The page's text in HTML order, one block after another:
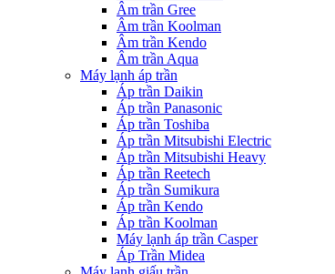
Âm trần Gree
Âm trần Koolman
Âm trần Kendo
Âm trần Aqua
Máy lạnh áp trần
Áp trần Daikin
Áp trần Panasonic
Áp trần Toshiba
Áp trần Mitsubishi Electric
Áp trần Mitsubishi Heavy
Áp trần Reetech
Áp trần Sumikura
Áp trần Kendo
Áp trần Koolman
Máy lạnh áp trần Casper
Áp Trần Midea